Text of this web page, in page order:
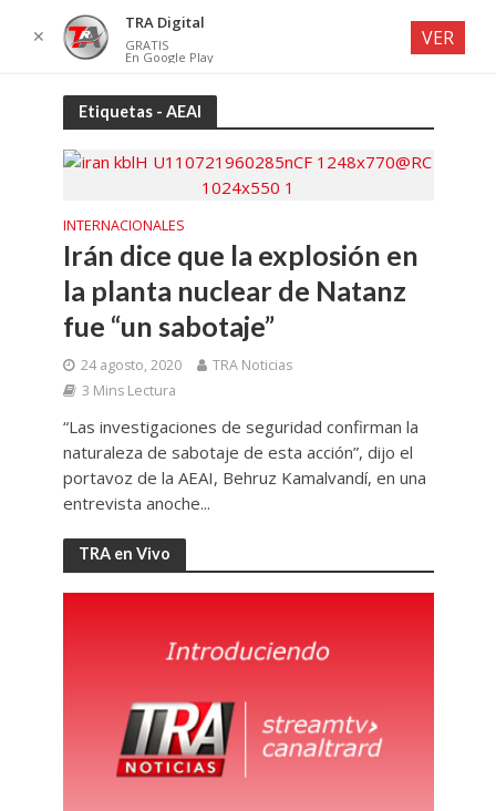
Etiquetas - AEAI
INTERNACIONALES
Irán dice que la explosión en
la planta nuclear de Natanz
fue “un sabotaje”
24 agosto, 2020
TRA Noticias
3 Mins Lectura
“Las investigaciones de seguridad confirman la
naturaleza de sabotaje de esta acción”, dijo el
portavoz de la AEAI, Behruz Kamalvandí, en una
entrevista anoche...
TRA en Vivo
✕
TRA Digital
GRATIS
En Google Play
VER